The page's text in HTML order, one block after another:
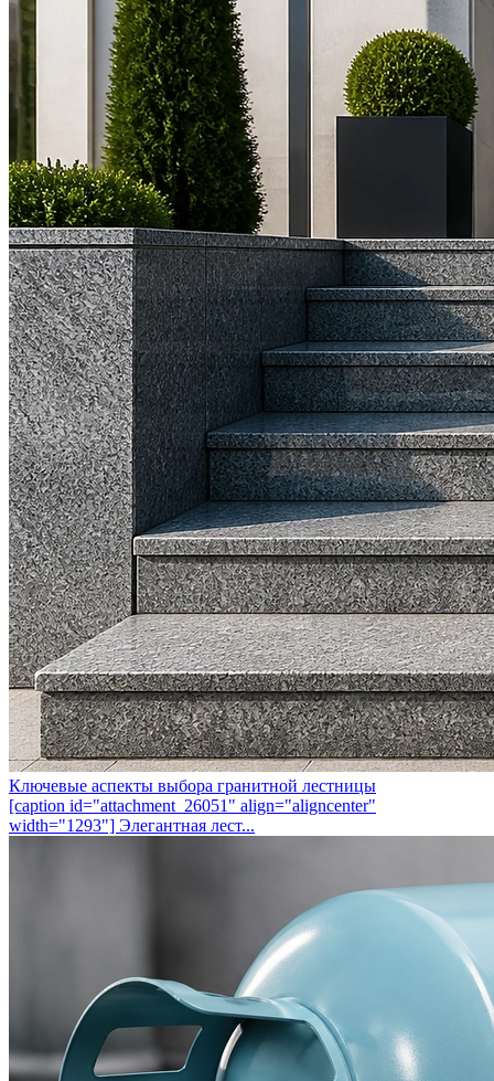
Ключевые аспекты выбора гранитной лестницы
[caption id="attachment_26051" align="aligncenter"
width="1293"] Элегантная лест...